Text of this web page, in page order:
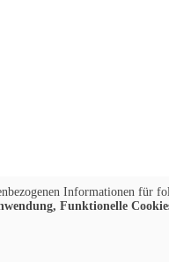
Informationen für
Funktionelle